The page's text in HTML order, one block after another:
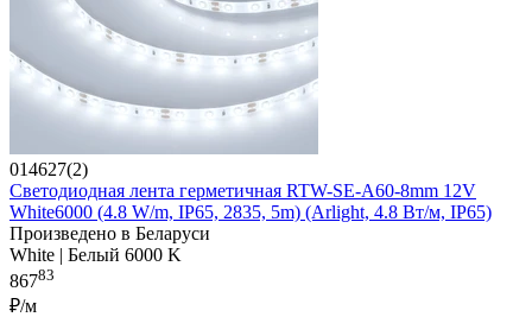
014627(2)
Светодиодная лента герметичная RTW-SE-A60-8mm 12V
White6000 (4.8 W/m, IP65, 2835, 5m) (Arlight, 4.8 Вт/м, IP65)
Произведено в Беларуси
White | Белый 6000 K
86783
₽/м